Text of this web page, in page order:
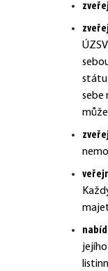
státu
sebe